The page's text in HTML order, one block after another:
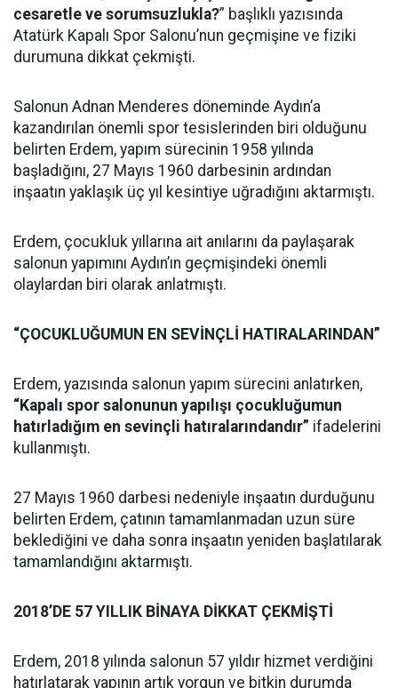
cesaretle ve sorumsuzlukla?” başlıklı yazısında
Atatürk Kapalı Spor Salonu’nun geçmişine ve fiziki
durumuna dikkat çekmişti.
Salonun Adnan Menderes döneminde Aydın’a
kazandırılan önemli spor tesislerinden biri olduğunu
belirten Erdem, yapım sürecinin 1958 yılında
başladığını, 27 Mayıs 1960 darbesinin ardından
inşaatın yaklaşık üç yıl kesintiye uğradığını aktarmıştı.
Erdem, çocukluk yıllarına ait anılarını da paylaşarak
salonun yapımını Aydın’ın geçmişindeki önemli
olaylardan biri olarak anlatmıştı.
“ÇOCUKLUĞUMUN EN SEVİNÇLİ HATIRALARINDAN”
Erdem, yazısında salonun yapım sürecini anlatırken,
“Kapalı spor salonunun yapılışı çocukluğumun
hatırladığım en sevinçli hatıralarındandır” ifadelerini
kullanmıştı.
27 Mayıs 1960 darbesi nedeniyle inşaatın durduğunu
belirten Erdem, çatının tamamlanmadan uzun süre
beklediğini ve daha sonra inşaatın yeniden başlatılarak
tamamlandığını aktarmıştı.
2018’DE 57 YILLIK BİNAYA DİKKAT ÇEKMİŞTİ
Erdem, 2018 yılında salonun 57 yıldır hizmet verdiğini
hatırlatarak yapının artık yorgun ve bitkin durumda